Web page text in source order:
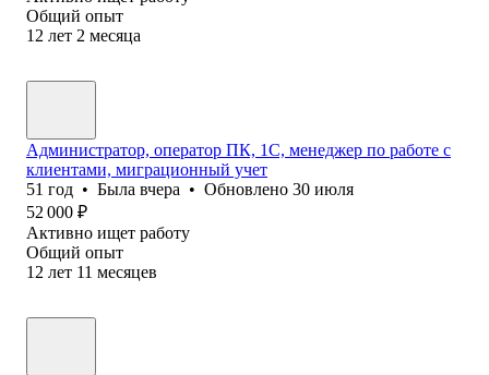
Общий опыт
12 лет 2 месяца
Администратор, оператор ПК, 1С, менеджер по работе с
клиентами, миграционный учет
51 год • Была вчера • Обновлено 30 июля
52 000 ₽
Активно ищет работу
Общий опыт
12 лет 11 месяцев